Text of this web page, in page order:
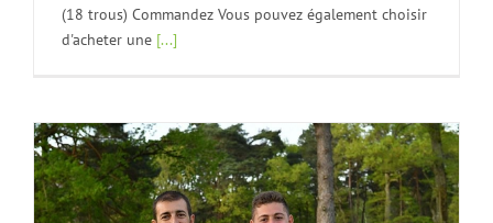
(18 trous) Commandez Vous pouvez également choisir
d'acheter une [...]